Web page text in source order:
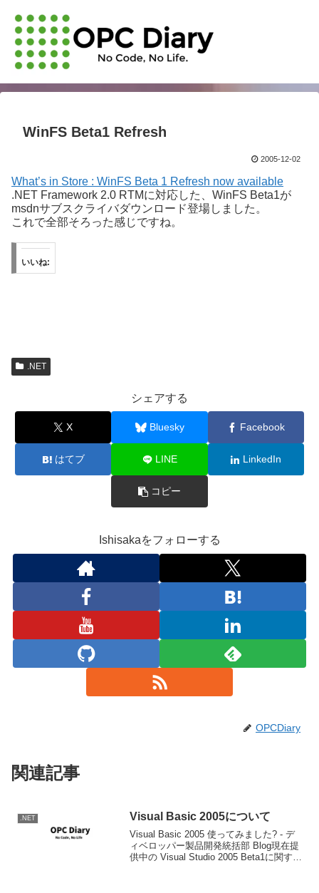
WinFS Beta1 Refresh
2005-12-02
What’s in Store : WinFS Beta 1 Refresh now available
.NET Framework 2.0 RTMに対応した、WinFS Beta1が
msdnサブスクライバダウンロード登場しました。
これで全部そろった感じですね。
いいね:
.NET
シェアする
X Bluesky Facebook
はてブ LINE LinkedIn
コピー
Ishisakaをフォローする
OPCDiary
関連記事
.NET Visual Basic 2005について
Visual Basic 2005 使ってみました? - デ
ィベロッパー製品開発統括部 Blog現在提
供中の Visual Studio 2005 Beta1に関する